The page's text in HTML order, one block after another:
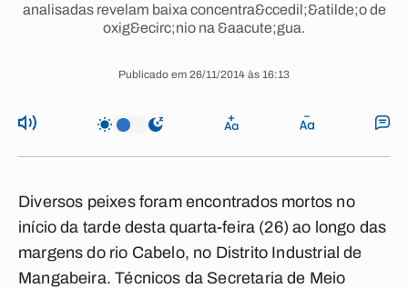
analisadas revelam baixa concentra&ccedil;&atilde;o de
oxig&ecirc;nio na &aacute;gua.
Publicado em 26/11/2014 às 16:13
Diversos peixes foram encontrados mortos no
início da tarde desta quarta-feira (26) ao longo das
margens do rio Cabelo, no Distrito Industrial de
Mangabeira. Técnicos da Secretaria de Meio